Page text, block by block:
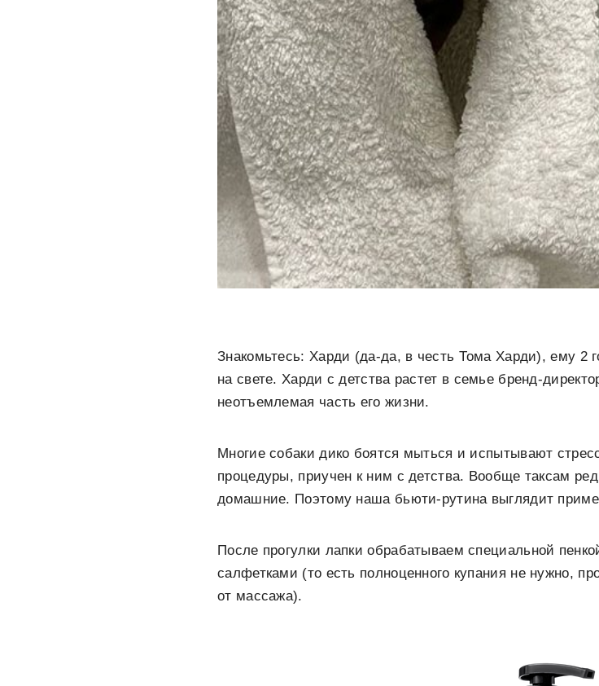
Знакомьтесь: Харди (да-да, в честь Тома Харди), ему 2
на свете. Харди с детства растет в семье бренд-
неотъемлемая часть его жизни.
Многие собаки дико боятся мыться и испытывают
процедуры, приучен к ним с детства. Вообще таксам
домашние. Поэтому наша бьюти-рутина выглядит
После прогулки лапки обрабатываем специальной
салфетками (то есть полноценного купания не нужно,
от массажа).